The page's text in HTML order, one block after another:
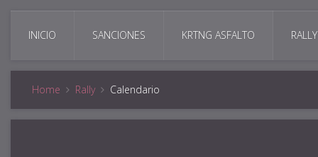
INICIO SANCIONES KRTNG ASFALTO RALLY
Home Rally Calendario